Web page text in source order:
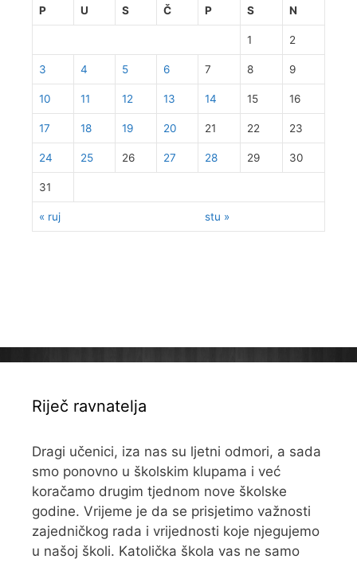
P U S Č P S N
« ruj stu »
1 2
3 4 5 6 7 8 9
10 11 12 13 14 15 16
17 18 19 20 21 22 23
24 25 26 27 28 29 30
31
Riječ ravnatelja
Dragi učenici, iza nas su ljetni odmori, a sada
smo ponovno u školskim klupama i već
koračamo drugim tjednom nove školske
godine. Vrijeme je da se prisjetimo važnosti
zajedničkog rada i vrijednosti koje njegujemo
u našoj školi. Katolička škola vas ne samo